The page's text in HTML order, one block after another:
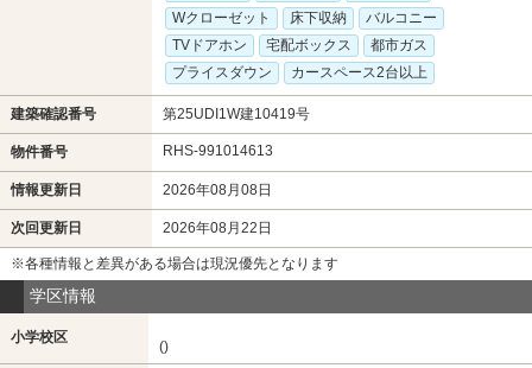
Wクローゼット
床下収納
バルコニー
TVドアホン
宅配ボックス
都市ガス
プライスダウン
カースペース2台以上
建築確認番号 第25UDI1W建10419号
物件番号 RHS-991014613
情報更新日 2026年08月08日
次回更新日 2026年08月22日
※各種情報と差異がある場合は現況優先となります
学区情報
小学校区
()